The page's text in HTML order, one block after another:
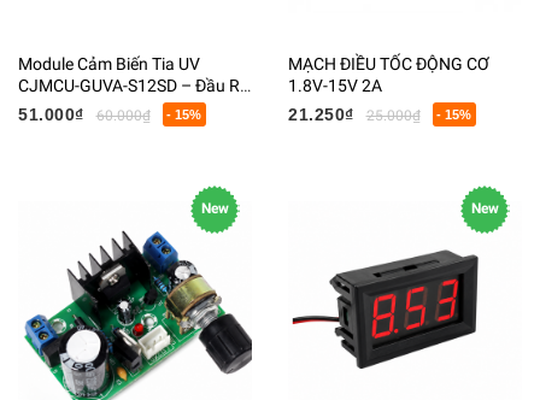
Module Cảm Biến Tia UV
CJMCU-GUVA-S12SD – Đầu Ra
Analog
51.000₫ 60.000₫ - 15%
MẠCH ĐIỀU TỐC ĐỘNG CƠ
1.8V-15V 2A
21.250₫
25.000₫ - 15%
New New